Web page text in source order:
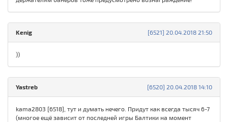
[6521] 20.04.2018 21:50
Kenig
))
[6520] 20.04.2018 14:10
Yastreb
kama2803 [6518], тут и думать нечего. Придут как всегда тысяч 6-7
(многое ещё зависит от последней игры Балтики на момент